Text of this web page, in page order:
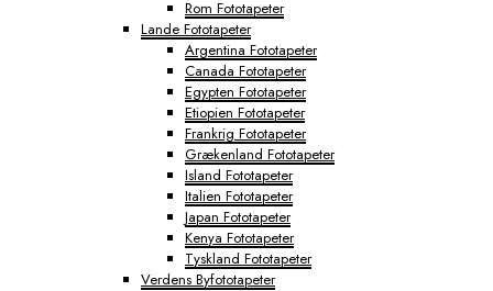
Rom Fototapeter
Lande Fototapeter
Argentina Fototapeter
Canada Fototapeter
Egypten Fototapeter
Etiopien Fototapeter
Frankrig Fototapeter
Grækenland Fototapeter
Island Fototapeter
Italien Fototapeter
Japan Fototapeter
Kenya Fototapeter
Tyskland Fototapeter
Verdens Byfototapeter